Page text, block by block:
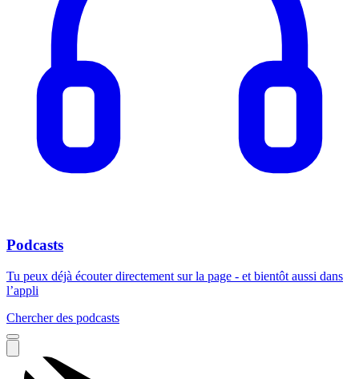
Podcasts
Tu peux déjà écouter directement sur la page - et bientôt aussi dans
l’appli
Chercher des podcasts